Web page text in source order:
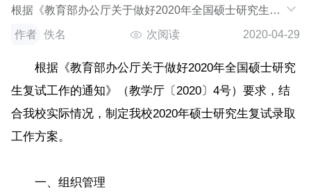
根据《教育部办公厅关于做好2020年全国硕士研究生复
试工作的通知》（教学厅〔2020〕4号）要求，结合我
校实际情况，制定我校2020年硕士研究生复试录
作者 佚名 次阅读 2020-04-29
根据《教育部办公厅关于做好2020年全国硕士研究
生复试工作的通知》（教学厅〔2020〕4号）要求，结
合我校实际情况，制定我校2020年硕士研究生复试录取
工作方案。
一、组织管理